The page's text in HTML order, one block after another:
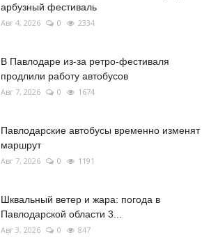
арбузный фестиваль
Авг 4, 2026 0 2334
В Павлодаре из-за ретро-фестиваля
продлили работу автобусов
Авг 7, 2026 0 1674
Павлодарские автобусы временно изменят
маршрут
Авг 7, 2026 0 1191
Шквальный ветер и жара: погода в
Павлодарской области 3...
Авг 3, 2026 0 847